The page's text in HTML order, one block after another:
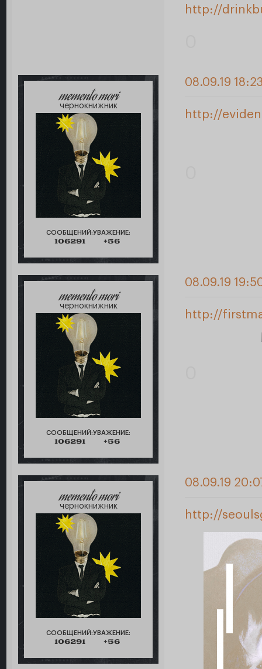
http://
memento mori
чернокнижник
СООБЩЕНИЙ:
106291
УВАЖЕНИЕ:
+56
08.09.19
http://
memento mori
чернокнижник
СООБЩЕНИЙ:
106291
УВАЖЕНИЕ:
+56
08.09.19
http://
memento mori
чернокнижник
СООБЩЕНИЙ:
106291
УВАЖЕНИЕ:
+56
08.09.19
http://